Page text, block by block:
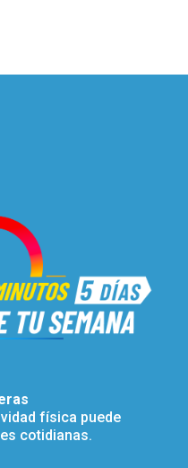
física puede
cotidianas.